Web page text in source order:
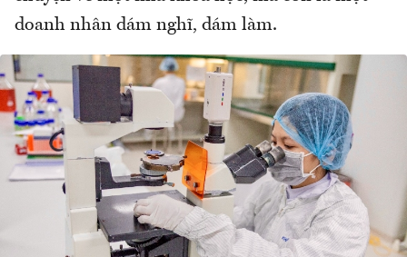
doanh nhân dám nghĩ, dám làm.